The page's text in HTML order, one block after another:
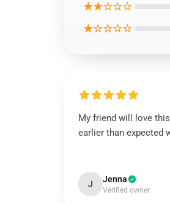
★★☆☆☆
★☆☆☆☆
My friend will love
earlier than expected
J Jenna
Verified owner